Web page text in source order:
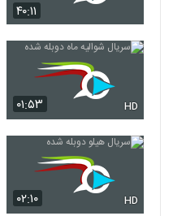
۴۰:۱۱
۰۱:۵۳ HD
۰۲:۱۰ HD